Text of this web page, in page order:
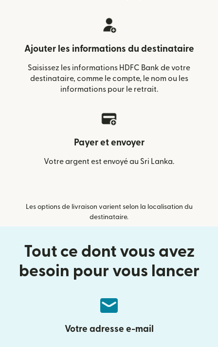
Ajouter les informations du destinataire
Saisissez les informations HDFC Bank de votre
destinataire, comme le compte, le nom ou les
informations pour le retrait.
Payer et envoyer
Votre argent est envoyé au Sri Lanka.
Les options de livraison varient selon la localisation du
destinataire.
Tout ce dont vous avez
besoin pour vous lancer
Votre adresse e-mail